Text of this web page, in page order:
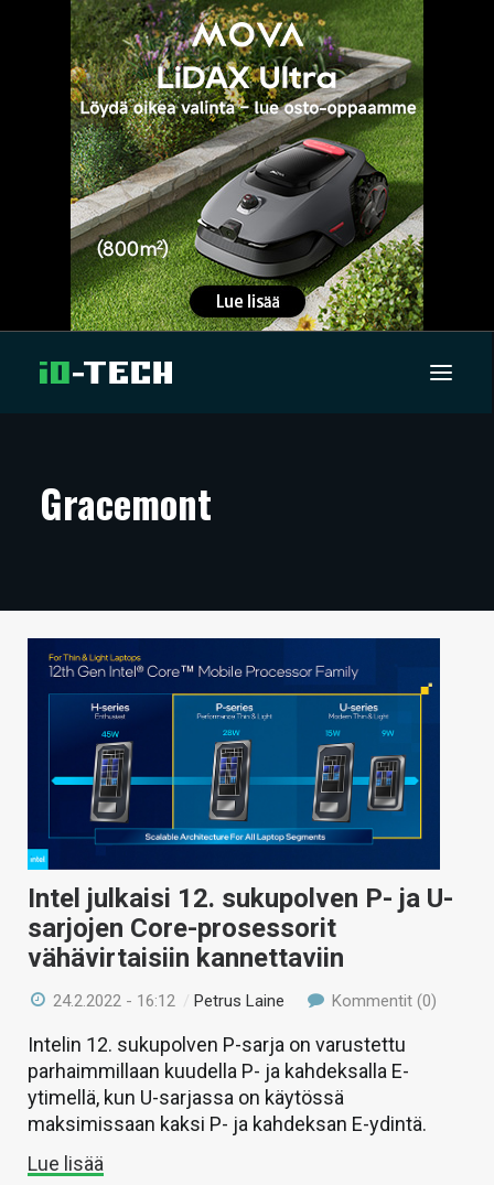
ARTIKKELIT
TECHBBS
TIETOA
VAIHDA TEEMA
HAKU
Gracemont
Intel julkaisi 12. sukupolven P- ja U-
sarjojen Core-prosessorit
vähävirtaisiin kannettaviin
24.2.2022 - 16:12 /Petrus Laine Kommentit (0)
Intelin 12. sukupolven P-sarja on varustettu
parhaimmillaan kuudella P- ja kahdeksalla E-
ytimellä, kun U-sarjassa on käytössä
maksimissaan kaksi P- ja kahdeksan E-ydintä.
Lue lisää